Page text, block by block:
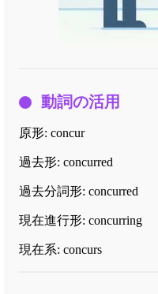
動詞の活用
原形: concur
過去形: concurred
過去分詞形: concurred
現在進行形: concurring
現在系: concurs